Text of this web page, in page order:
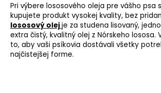
Pri výbere lososového oleja pre vášho psa
kupujete produkt vysokej kvality, bez
lososový olejje za studena lisovaný,
extra čistý, kvalitný olej z Nórskeho lososa.
to, aby vaši psíkovia dostávali všetky
najčistejšej forme.